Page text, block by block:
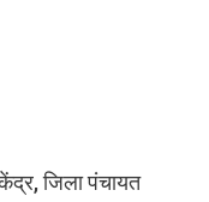
जिला पंचायत